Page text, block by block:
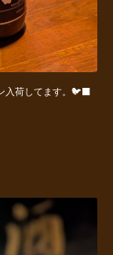
荷してます。🐦‍⬛